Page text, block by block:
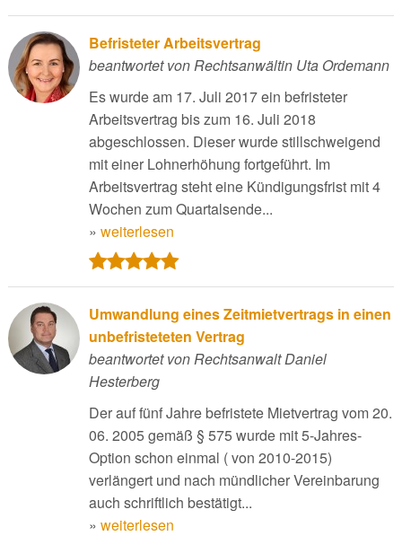
Befristeter Arbeitsvertrag
beantwortet von Rechtsanwältin Uta Ordemann
Es wurde am 17. Juli 2017 ein befristeter
Arbeitsvertrag bis zum 16. Juli 2018
abgeschlossen. Dieser wurde stillschweigend
mit einer Lohnerhöhung fortgeführt. Im
Arbeitsvertrag steht eine Kündigungsfrist mit 4
Wochen zum Quartalsende...
» weiterlesen
Umwandlung eines Zeitmietvertrags in einen
unbefristeteten Vertrag
beantwortet von Rechtsanwalt Daniel
Hesterberg
Der auf fünf Jahre befristete Mietvertrag vom 20.
06. 2005 gemäß § 575 wurde mit 5-Jahres-
Option schon einmal ( von 2010-2015)
verlängert und nach mündlicher Vereinbarung
auch schriftlich bestätigt...
» weiterlesen